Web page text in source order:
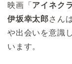
映画「 アイネク
伊坂幸太郎さん
や出会いを意識
います。